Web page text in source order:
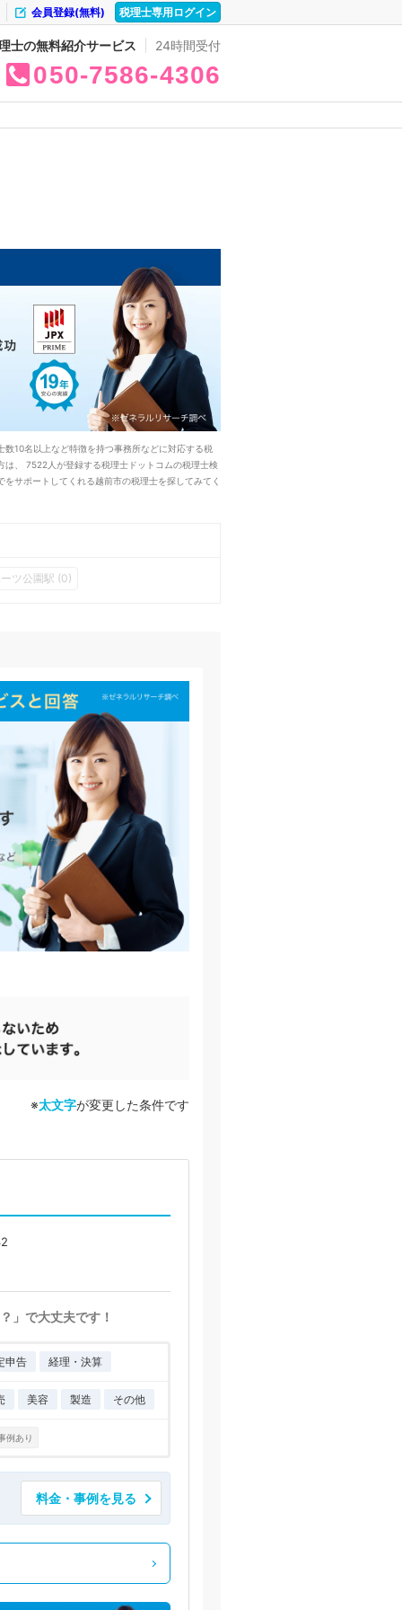
税理士専用ログイン
会員登録(無料)
士の無料紹介サービス 24時間受付
050 7586 4306
10名以上など特徴を持つ事務所などに対応する税
、 7522人が登録する税理士ドットコムの税理士検
サポートしてくれる越前市の税理士を探してみてく
ツ公園駅 (0)
※太文字が変更した条件です
」で大丈夫です！
申告 経理・決算
美容 製造 その他
例あり
料金・事例を見る